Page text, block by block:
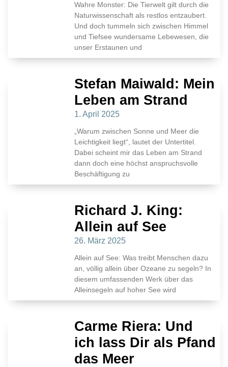
Wahre Monster: Die Tierwelt gilt durch die
Naturwissenschaft als restlos entzaubert.
Und doch tummeln sich zwischen Himmel
und Tiefsee wundersame Lebewesen, die
unser Erstaunen und
Stefan Maiwald: Mein
Leben am Strand
1. April 2025
„Warum zwischen Sonne und Meer die
Leichtigkeit liegt“, lautet der Untertitel.
Dabei scheint mir das Leben am Strand
dann doch eine höchst anspruchsvolle
Beschäftigung zu
Richard J. King:
Allein auf See
26. März 2025
Allein auf See: Was treibt Menschen dazu
an, völlig allein über Ozeane zu segeln? In
diesem umfassenden Werk über das
Alleinsegeln auf hoher See wird
Carme Riera: Und
ich lass Dir als Pfand
das Meer